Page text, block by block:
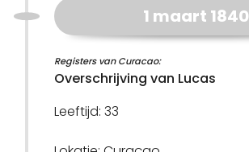
1 maart 1840
Registers van Curacao:
Overschrijving van Lucas
Leeftijd: 33